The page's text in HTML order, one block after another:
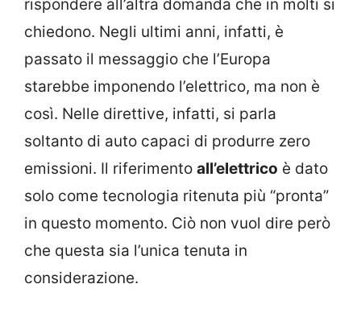
rispondere all’altra domanda che in molti si
chiedono. Negli ultimi anni, infatti, è
passato il messaggio che l’Europa
starebbe imponendo l’elettrico, ma non è
così. Nelle direttive, infatti, si parla
soltanto di auto capaci di produrre zero
emissioni. Il riferimento all’elettrico è dato
solo come tecnologia ritenuta più “pronta”
in questo momento. Ciò non vuol dire però
che questa sia l’unica tenuta in
considerazione.